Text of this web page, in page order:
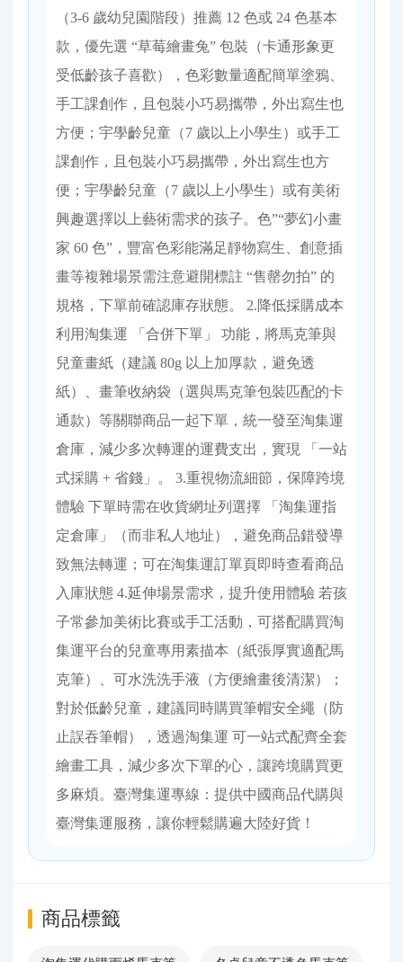
（3-6 歲幼兒園階段）推薦 12 色或 24 色基本
款，優先選 “草莓繪畫兔” 包裝（卡通形象更
受低齡孩子喜歡），色彩數量適配簡單塗鴉、
手工課創作，且包裝小巧易攜帶，外出寫生也
方便；宇學齡兒童（7 歲以上小學生）或手工
課創作，且包裝小巧易攜帶，外出寫生也方
便；宇學齡兒童（7 歲以上小學生）或有美術
興趣選擇以上藝術需求的孩子。色”“夢幻小畫
家 60 色”，豐富色彩能滿足靜物寫生、創意插
畫等複雜場景需注意避開標註 “售罄勿拍” 的
規格，下單前確認庫存狀態。 2.降低採購成本
利用淘集運 「合併下單」 功能，將馬克筆與
兒童畫紙（建議 80g 以上加厚款，避免透
紙）、畫筆收納袋（選與馬克筆包裝匹配的卡
通款）等關聯商品一起下單，統一發至淘集運
倉庫，減少多次轉運的運費支出，實現 「一站
式採購 + 省錢」。 3.重視物流細節，保障跨境
體驗 下單時需在收貨網址列選擇 「淘集運指
定倉庫」（而非私人地址），避免商品錯發導
致無法轉運；可在淘集運訂單頁即時查看商品
入庫狀態 4.延伸場景需求，提升使用體驗 若孩
子常參加美術比賽或手工活動，可搭配購買淘
集運平台的兒童專用素描本（紙張厚實適配馬
克筆）、可水洗洗手液（方便繪畫後清潔）；
對於低齡兒童，建議同時購買筆帽安全繩（防
止誤吞筆帽），透過淘集運 可一站式配齊全套
繪畫工具，減少多次下單的心，讓跨境購買更
多麻煩。臺灣集運專線：提供中國商品代購與
臺灣集運服務，讓你輕鬆購遍大陸好貨！
商品標籤